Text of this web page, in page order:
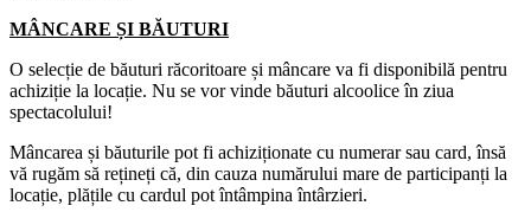
MÂNCARE ȘI BĂUTURI
O selecție de băuturi răcoritoare și mâncare va fi disponibilă pentru
achiziție la locație. Nu se vor vinde băuturi alcoolice în ziua
spectacolului!
Mâncarea și băuturile pot fi achiziționate cu numerar sau card, însă
vă rugăm să rețineți că, din cauza numărului mare de participanți la
locație, plățile cu cardul pot întâmpina întârzieri.